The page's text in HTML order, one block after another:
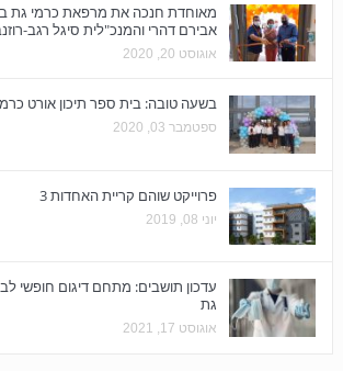
מאוחדת חנכה את מרפאת כרמי גת
אבירם דהרי והמנכ"לית סיגל רגב-
אוגוסט 20, 2020
בשעה טובה: בית ספר תיכון אורט
ספטמבר 03, 2020
פרוייקט שוהם קריית האחדות 3
יוני 08, 2019
עדכון תושבים: מתחם דיגום חופשי
גת
אוגוסט 17, 2021